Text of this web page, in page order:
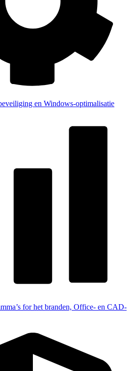
en Windows-optimalisatie
for het branden, Office- en CAD-